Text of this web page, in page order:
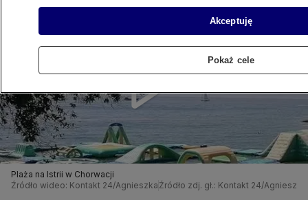
Plaża na Istrii w Chorwacji
Źródło wideo: Kontakt 24/Agnieszka Źródło zdj. gł.: Kontakt 24/Agnieszka
Akceptuję
Pokaż cele